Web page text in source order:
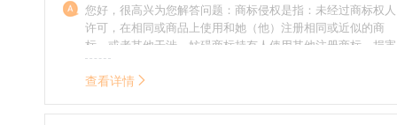
您好，很高兴为您解答问题：商标侵权是指：未经过商标权人
许可，在相同或商品上使用和她（他）注册相同或近似的商
标，或者其他干涉、妨碍商标持有人使用其他注册商标，损害
商标持有人合法权益的其他行为。侵权的人通常需要承担侵权
的责任，明知侵权的行为的人要承担赔偿的责任。情节严重
查看详情